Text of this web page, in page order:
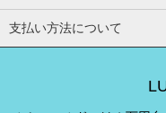
支払い方法について